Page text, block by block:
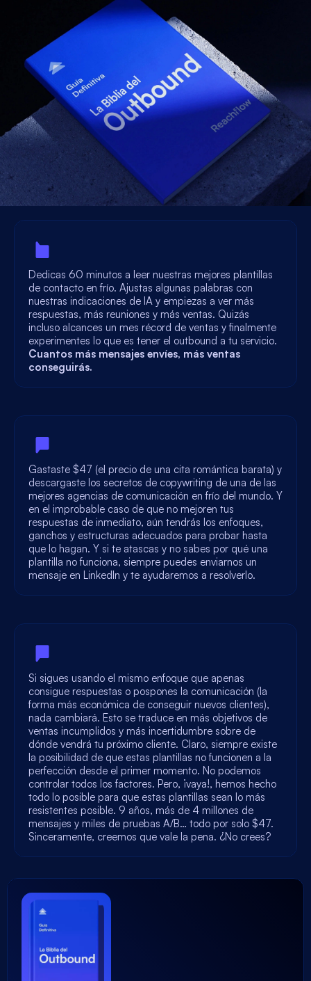
Dedicas 60 minutos a leer nuestras mejores plantillas
de contacto en frío. Ajustas algunas palabras con
nuestras indicaciones de IA y empiezas a ver más
respuestas, más reuniones y más ventas. Quizás
incluso alcances un mes récord de ventas y finalmente
experimentes lo que es tener el outbound a tu servicio.
Cuantos más mensajes envíes, más ventas
conseguirás.
Gastaste $47 (el precio de una cita romántica barata) y
descargaste los secretos de copywriting de una de las
mejores agencias de comunicación en frío del mundo. Y
en el improbable caso de que no mejoren tus
respuestas de inmediato, aún tendrás los enfoques,
ganchos y estructuras adecuados para probar hasta
que lo hagan. Y si te atascas y no sabes por qué una
plantilla no funciona, siempre puedes enviarnos un
mensaje en LinkedIn y te ayudaremos a resolverlo.
Si sigues usando el mismo enfoque que apenas
consigue respuestas o pospones la comunicación (la
forma más económica de conseguir nuevos clientes),
nada cambiará. Esto se traduce en más objetivos de
ventas incumplidos y más incertidumbre sobre de
dónde vendrá tu próximo cliente. Claro, siempre existe
la posibilidad de que estas plantillas no funcionen a la
perfección desde el primer momento. No podemos
controlar todos los factores. Pero, ¡vaya!, hemos hecho
todo lo posible para que estas plantillas sean lo más
resistentes posible. 9 años, más de 4 millones de
mensajes y miles de pruebas A/B… todo por solo $47.
Sinceramente, creemos que vale la pena. ¿No crees?